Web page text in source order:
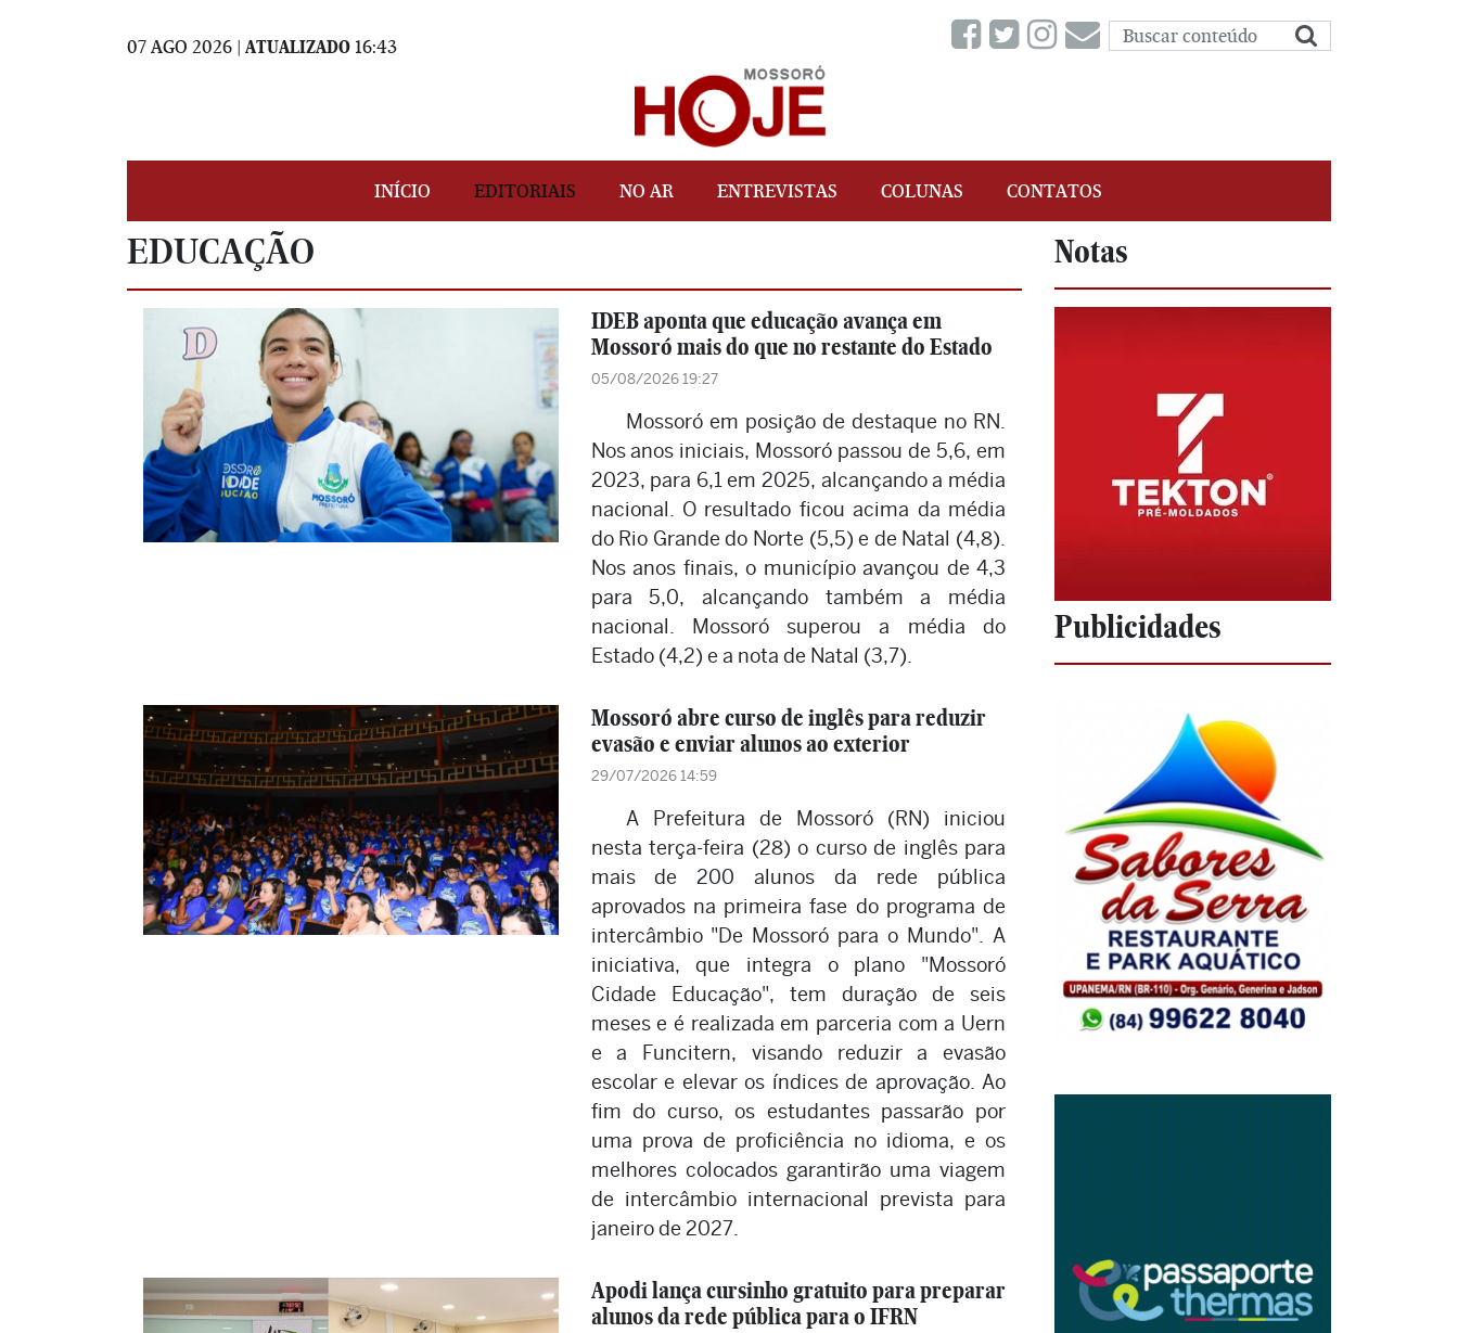
07 AGO 2026 | ATUALIZADO 16:43
INÍCIO EDITORIAIS NO AR ENTREVISTAS COLUNAS CONTATOS
EDUCAÇÃO
IDEB aponta que educação avança em
Mossoró mais do que no restante do Estado
05/08/2026 19:27
Mossoró em posição de destaque no RN.
Nos anos iniciais, Mossoró passou de 5,6, em
2023, para 6,1 em 2025, alcançando a média
nacional. O resultado ficou acima da média
do Rio Grande do Norte (5,5) e de Natal (4,8).
Nos anos finais, o município avançou de 4,3
para 5,0, alcançando também a média
nacional. Mossoró superou a média do
Estado (4,2) e a nota de Natal (3,7).
Mossoró abre curso de inglês para reduzir
evasão e enviar alunos ao exterior
29/07/2026 14:59
A Prefeitura de Mossoró (RN) iniciou
nesta terça-feira (28) o curso de inglês para
mais de 200 alunos da rede pública
aprovados na primeira fase do programa de
intercâmbio "De Mossoró para o Mundo". A
iniciativa, que integra o plano "Mossoró
Cidade Educação", tem duração de seis
meses e é realizada em parceria com a Uern
e a Funcitern, visando reduzir a evasão
escolar e elevar os índices de aprovação. Ao
fim do curso, os estudantes passarão por
uma prova de proficiência no idioma, e os
melhores colocados garantirão uma viagem
de intercâmbio internacional prevista para
janeiro de 2027.
Apodi lança cursinho gratuito para preparar
alunos da rede pública para o IFRN
Notas
Publicidades